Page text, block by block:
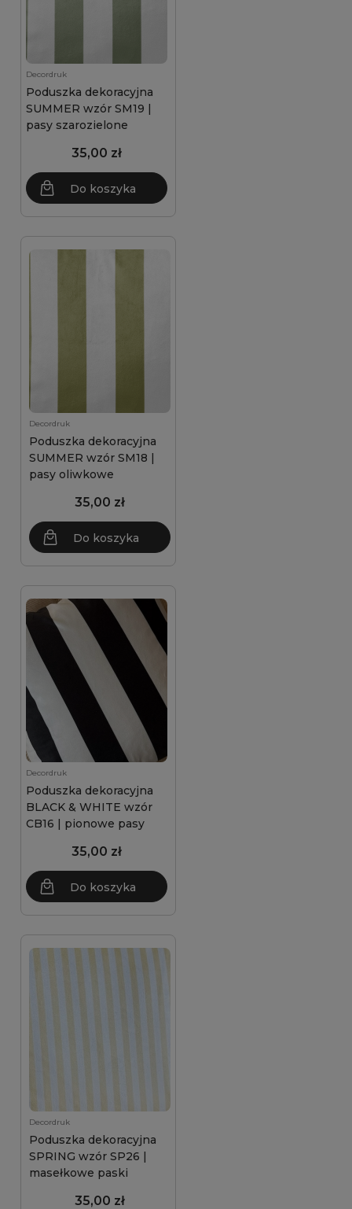
Decordruk
Poduszka dekoracyjna
SUMMER wzór SM19 |
pasy szarozielone
35,00 zł
Do koszyka
Decordruk
Poduszka dekoracyjna
SUMMER wzór SM18 |
pasy oliwkowe
35,00 zł
Do koszyka
Decordruk
Poduszka dekoracyjna
BLACK & WHITE wzór
CB16 | pionowe pasy
35,00 zł
Do koszyka
Decordruk
Poduszka dekoracyjna
SPRING wzór SP26 |
masełkowe paski
35,00 zł